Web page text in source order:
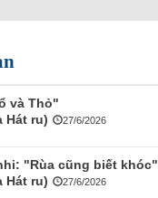
và Thỏ"
Hát ru)
27/6/2026
"Rùa cũng biết khóc"
Hát ru)
27/6/2026